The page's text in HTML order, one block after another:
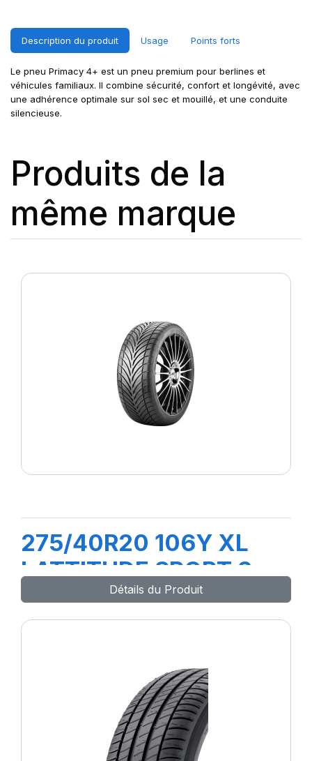
Description du produit Usage Points forts
Le pneu Primacy 4+ est un pneu premium pour berlines et
véhicules familiaux. Il combine sécurité, confort et longévité, avec
une adhérence optimale sur sol sec et mouillé, et une conduite
silencieuse.
Produits de la
même marque
275/40R20 106Y XL
LATTITUDE SPORT 3
Détails du Produit